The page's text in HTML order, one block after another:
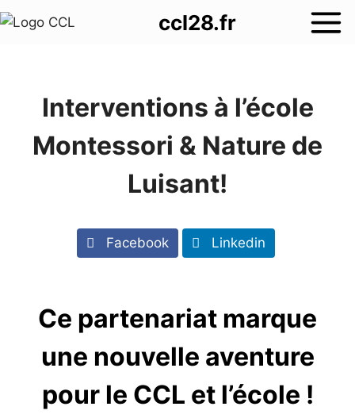
Aller
au
ccl28.fr
Interventions à l’école
Montessori & Nature de
Luisant!
Facebook Linkedin
Ce partenariat marque
une nouvelle aventure
pour le CCL et l’école !